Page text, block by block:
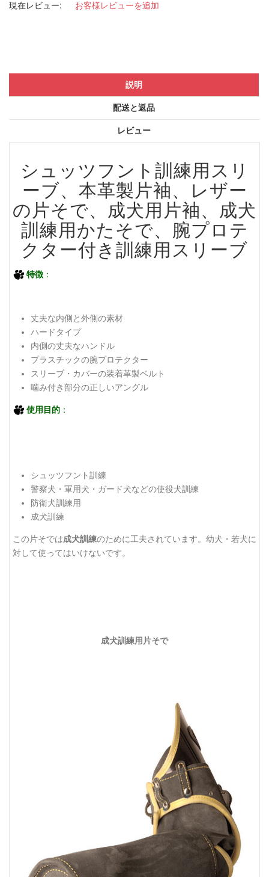
現在レビュー: お客様レビューを追加
説明
配送と返品
レビュー
シュッツフント訓練用スリ
ーブ、本革製片袖、レザー
の片そで、成犬用片袖、成犬
訓練用かたそで、腕プロテ
クター付き訓練用スリーブ
特徴 ：
丈夫な内側と外側の素材
ハードタイプ
内側の丈夫なハンドル
プラスチックの腕プロテクター
スリーブ・カバーの装着革製ベルト
噛み付き部分の正しいアングル
使用目的 ：
シュッツフント訓練
警察犬・軍用犬・ガード犬などの使役犬訓練
防衛犬訓練用
成犬訓練
この片そでは成犬訓練のために工夫されています。幼犬・若犬に
対して使ってはいけないです。
成犬訓練用片そで